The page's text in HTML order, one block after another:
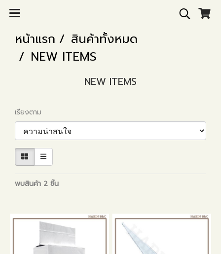
หน้าแรก
สินค้าทั้งหมด
NEW ITEMS
NEW ITEMS
เรียงตาม
พบสินค้า 2 ชิ้น